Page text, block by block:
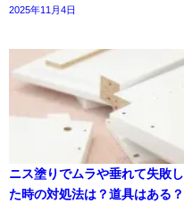
2025年11月4日
ニス塗りでムラや垂れて失敗し
た時の対処法は？道具はある？